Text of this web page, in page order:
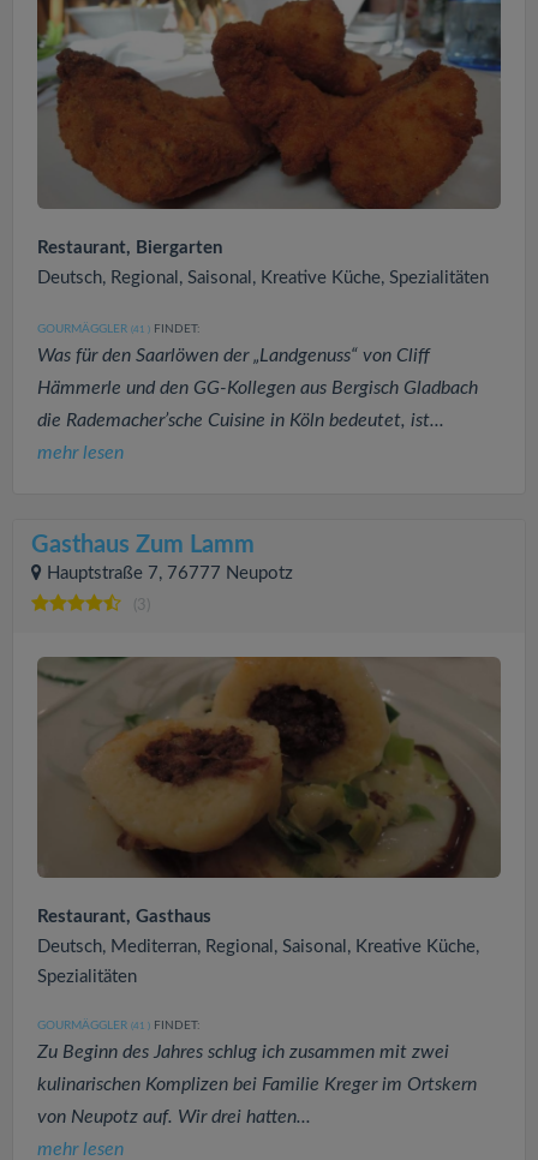
Restaurant, Biergarten
Deutsch, Regional, Saisonal, Kreative Küche, Spezialitäten
GOURMÄGGLER (41 ) FINDET:
Was für den Saarlöwen der „Landgenuss“ von Cliff
Hämmerle und den GG-Kollegen aus Bergisch Gladbach
die Rademacher’sche Cuisine in Köln bedeutet, ist...
mehr lesen
Gasthaus Zum Lamm
Hauptstraße 7, 76777 Neupotz
(3)
Restaurant, Gasthaus
Deutsch, Mediterran, Regional, Saisonal, Kreative Küche,
Spezialitäten
GOURMÄGGLER (41 ) FINDET:
Zu Beginn des Jahres schlug ich zusammen mit zwei
kulinarischen Komplizen bei Familie Kreger im Ortskern
von Neupotz auf. Wir drei hatten...
mehr lesen